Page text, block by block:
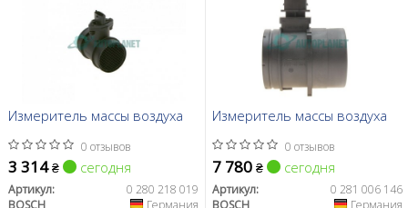
Измеритель массы воздуха
0 отзывов
3 314₴ сегодня
Артикул:
0 280 218 019
BOSCH
Германия
Измеритель массы воздуха
0 отзывов
7 780 ₴ сегодня
Артикул:
0 281 006 146
BOSCH
Германия